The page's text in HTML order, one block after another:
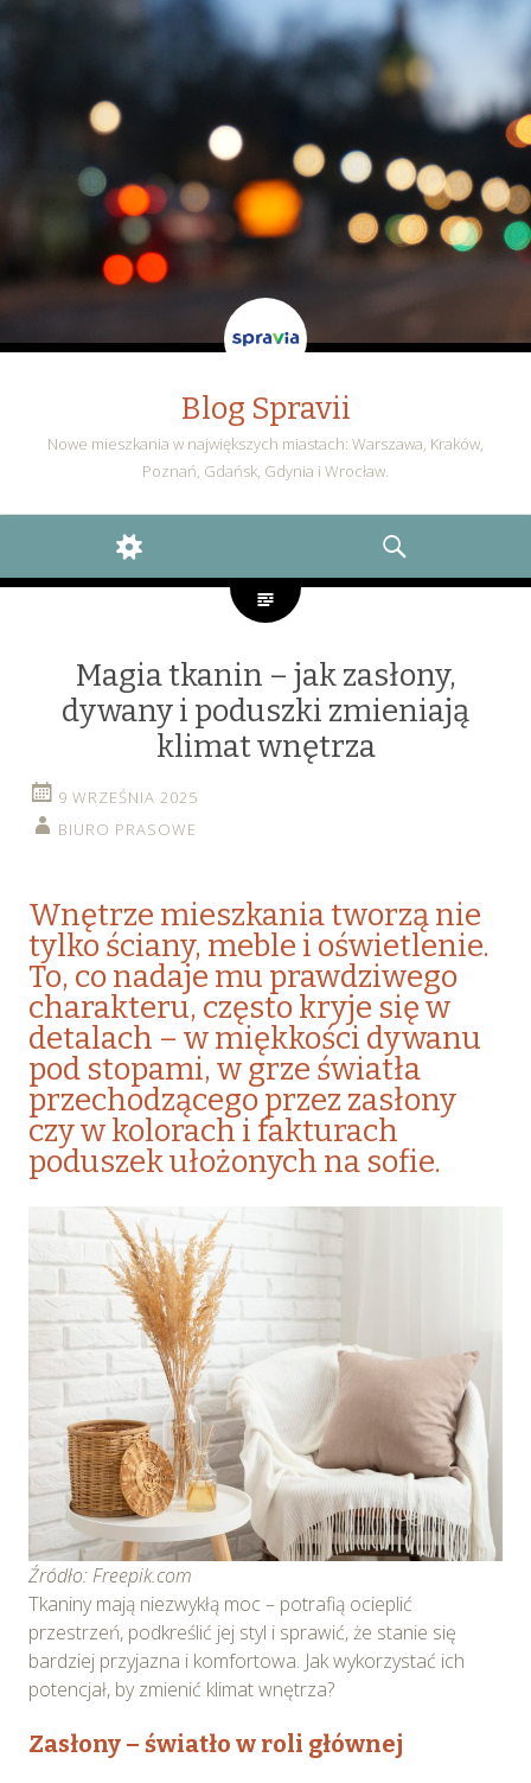
Blog Spravii
Nowe mieszkania w największych miastach: Warszawa, Kraków,
Poznań, Gdańsk, Gdynia i Wrocław.
WIDGETS
SEARCH
Magia tkanin – jak zasłony,
dywany i poduszki zmieniają
klimat wnętrza
9 WRZEŚNIA 2025
BIURO PRASOWE
Wnętrze mieszkania tworzą nie
tylko ściany, meble i oświetlenie.
To, co nadaje mu prawdziwego
charakteru, często kryje się w
detalach – w miękkości dywanu
pod stopami, w grze światła
przechodzącego przez zasłony
czy w kolorach i fakturach
poduszek ułożonych na sofie.
Źródło: Freepik.com
Tkaniny mają niezwykłą moc – potrafią ocieplić
przestrzeń, podkreślić jej styl i sprawić, że stanie się
bardziej przyjazna i komfortowa. Jak wykorzystać ich
potencjał, by zmienić klimat wnętrza?
Zasłony – światło w roli głównej